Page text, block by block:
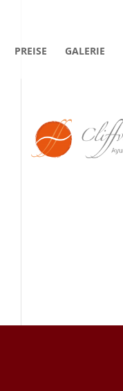
PREISE GALERIE